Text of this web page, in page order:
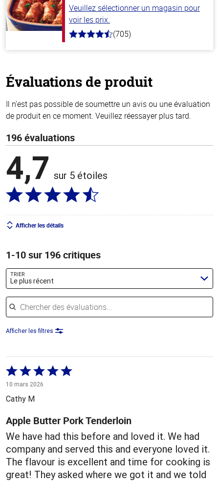
Veuillez sélectionner un magasin pour
voir les prix.
4.6
(705)
Évaluations de produit
Il n’est pas possible de soumettre un avis ou une évaluation
de produit en ce moment. Veuillez réessayer plus tard.
196 évaluations
4,7 sur 5 étoiles
Afficher les détails
1-10 sur 196 critiques
TRIER
Le plus récent
Chercher des évaluations
Afficher les filtres
Coté
5 sur
5
10 mars 2026
Cathy M
Apple Butter Pork Tenderloin
We have had this before and loved it. We had
company and served this and everyone loved it.
The flavour is excellent and time for cooking is
great! They asked where we got it and we told